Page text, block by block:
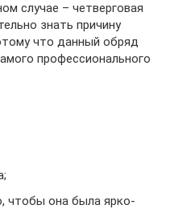
случае – четверговая
знать причину
что данный обряд
профессионального
чтобы она была ярко-